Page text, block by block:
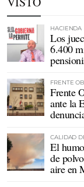
HACIENDA
Los
6.400
FRENTE
Frente
ante la
CALIDAD
El
de
aire en